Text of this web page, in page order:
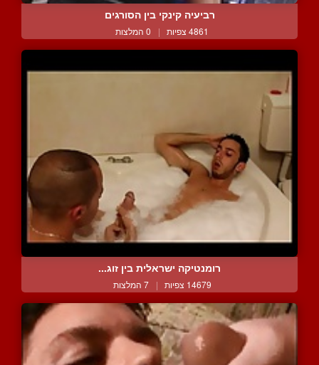
רביעיה קינקי בין הסורגים
4861 צפיות | 0 המלצות
רומנטיקה ישראלית בין זוג...
14679 צפיות | 7 המלצות